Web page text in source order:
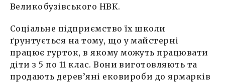
Великобузівського НВК.
Соціальне підприємство їх школи
ґрунтується на тому, що у майстерні
працює гурток, в якому можуть працювати
діти з 5 по 11 клас. Вони виготовляють та
продають дерев’яні ековироби до ярмарків